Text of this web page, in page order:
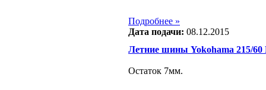
Подробнее »
Дата подачи: 08.12.2015
Летние шины Yokohama 215/60
Остаток 7мм.